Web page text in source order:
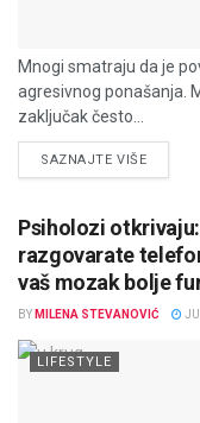
Mnogi smatraju da je
agresivnog ponašanja.
zaključak često...
SAZNAJTE VIŠEDETAILS
Psiholozi
razgovarate
vaš mozak bolje
BY MILENA STEVANOVIĆ
LIFESTYLE